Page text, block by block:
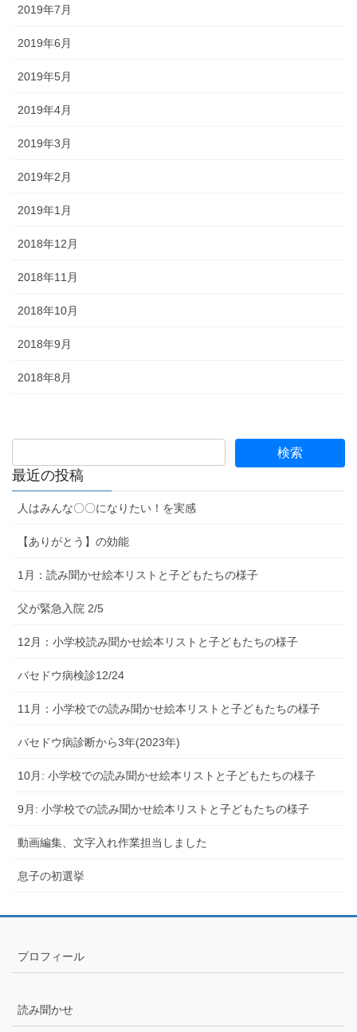
2019年7月
2019年6月
2019年5月
2019年4月
2019年3月
2019年2月
2019年1月
2018年12月
2018年11月
2018年10月
2018年9月
2018年8月
最近の投稿
人はみんな〇〇になりたい！を実感
【ありがとう】の効能
1月：読み聞かせ絵本リストと子どもたちの様子
父が緊急入院 2/5
12月：小学校読み聞かせ絵本リストと子どもたちの様子
バセドウ病検診12/24
11月：小学校での読み聞かせ絵本リストと子どもたちの様子
バセドウ病診断から3年(2023年)
10月: 小学校での読み聞かせ絵本リストと子どもたちの様子
9月: 小学校での読み聞かせ絵本リストと子どもたちの様子
動画編集、文字入れ作業担当しました
息子の初選挙
プロフィール
読み聞かせ